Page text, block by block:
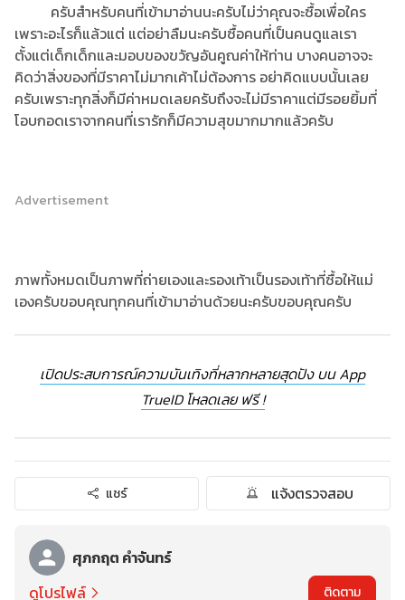
ครับสำหรับคนที่เข้ามาอ่านนะครับไม่ว่าคุณจะซื้อเพื่อใคร
เพราะอะไรก็แล้วแต่ แต่อย่าลืมนะครับซื้อคนที่เป็นคนดูแลเรา
ตั้งแต่เด็กเด็กและมอบของขวัญอันคูณค่าให้ท่าน บางคนอาจจะ
คิดว่าสิ่งของที่มีราคาไม่มากเค้าไม่ต้องการ อย่าคิดแบบนั้นเลย
ครับเพราะทุกสิ่งก็มีค่าหมดเลยครับถึงจะไม่มีราคาแต่มีรอยยิ้มที่
โอบกอดเราจากคนที่เรารักก็มีความสุขมากมากแล้วครับ
Advertisement
ภาพทั้งหมดเป็นภาพที่ถ่ายเองและรองเท้าเป็นรองเท้าที่ซื้อให้แม่
เองครับขอบคุณทุกคนที่เข้ามาอ่านด้วยนะครับขอบคุณครับ
เปิดประสบการณ์ความบันเทิงที่หลากหลายสุดปัง บน App
TrueID โหลดเลย ฟรี !
แชร์ แจ้งตรวจสอบ
ศุภกฤต คําจันทร์
ดูโปรไฟล์
ติดตาม